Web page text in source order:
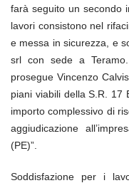
farà seguito un secondo
lavori consistono nel
e messa in sicurezza, e
srl con sede a
prosegue Vincenzo
piani viabili della S.R. 17
importo complessivo di
aggiudicazione
(PE)”.
Soddisfazione per i